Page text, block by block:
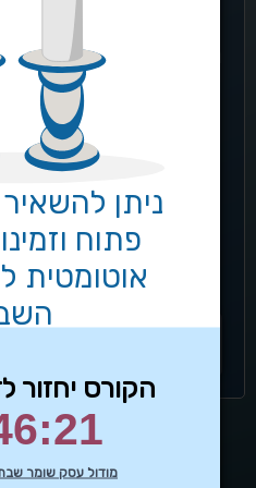
דמי ביטוח לשכיר חלק 2
דמי ביטוח לשכיר חלק 3
הכנסה שאינה מעבודה חלק
דמי ביטוח למי שלא
עיסוקים מעורבים
הכנסות פטורות
מבוטחים פטורים
הכנסה מחברות מיוחדות
הכנסות מחו"ל ושהייה
ברוכים
הכניסו פרטים
סיסמתך
זכור אותי